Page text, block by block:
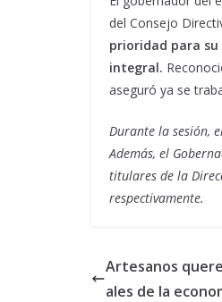
del Consejo
prioridad para
integral.
aseguró ya se
Durante la sesión,
Además, el
titulares de la
respectivamente.
Artesanos
ales de la